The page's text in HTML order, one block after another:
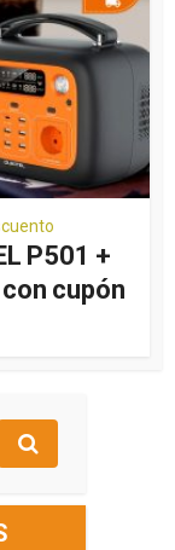
P501 +
cupón